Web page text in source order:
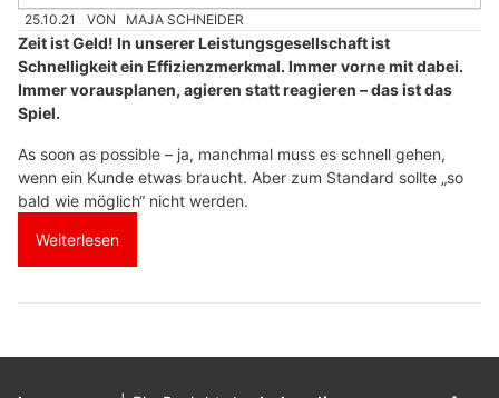
25.10.21 VON MAJA SCHNEIDER
Zeit ist Geld! In unserer Leistungsgesellschaft ist
Schnelligkeit ein Effizienzmerkmal. Immer vorne mit dabei.
Immer vorausplanen, agieren statt reagieren – das ist das
Spiel.
As soon as possible – ja, manchmal muss es schnell gehen,
wenn ein Kunde etwas braucht. Aber zum Standard sollte „so
bald wie möglich“ nicht werden.
Weiterlesen